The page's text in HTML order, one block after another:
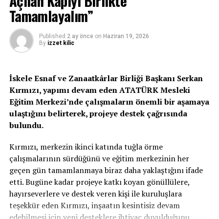
Bugün Yapılan Test Sayısı: 8539
Bugün Saptanan Pozitif Vaka Sayısı: 105
Karantinada Pozitifleşen Temaslı Vaka Sayısı: 5
Yerel Vaka Sayısı: 100
İyileşip Bugün Taburcu Edilen Hasta Sayısı: 34
Bugün Kaybedilen Hasta:
Yapılan Toplam Test Sayısı: 1.219.610
Toplam Vaka Sayısı: 7229
İyileşip Toplam Taburcu Edilen Vaka Sayısı: 6965
Tamamlayalım”
Published 2 ay önce on Haziran 19, 2026
By izzet kilic
İskele Esnaf ve Zanaatkârlar Birliği Başkanı Serkan
Kırmızı, yapımı devam eden ATATÜRK Mesleki
Eğitim Merkezi’nde çalışmaların önemli bir aşamaya
ulaştığını belirterek, projeye destek çağrısında
bulundu.
Kırmızı, merkezin ikinci katında tuğla örme
çalışmalarının sürdüğünü ve eğitim merkezinin her
geçen gün tamamlanmaya biraz daha yaklaştığını ifade
etti. Bugüne kadar projeye katkı koyan gönüllülere,
hayırseverlere ve destek veren kişi ile kuruluşlara
teşekkür eden Kırmızı, inşaatın kesintisiz devam